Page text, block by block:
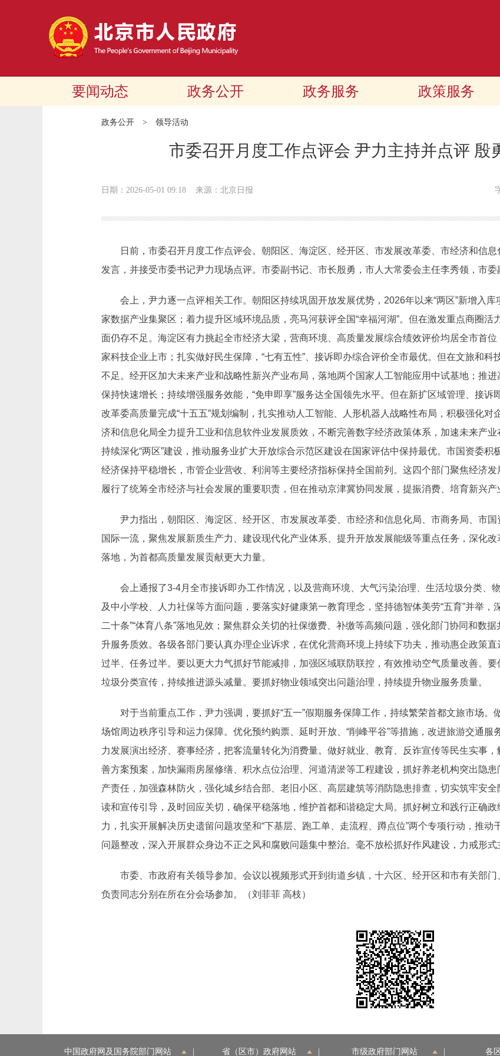
要闻动态 政务公开 政务服务 政策服务
政务公开 > 领导活动
市委召开月度工作点评会 尹力主持并点评 殷
日期：2026-05-01 09:18 来源：北京日报
日前，市委召开月度工作点评会。朝阳区、海淀区、经开区、市发展改革委、市经济和信息
发言，并接受市委书记尹力现场点评。市委副书记、市长殷勇，市人大常委会主任李秀领，市委
会上，尹力逐一点评相关工作。朝阳区持续巩固开放发展优势，2026年以来“两区”新增入库
家数据产业集聚区；着力提升区域环境品质，亮马河获评全国“幸福河湖”。但在激发重点商圈活
面仍存不足。海淀区有力挑起全市经济大梁，营商环境、高质量发展综合绩效评价均居全市首
家科技企业上市；扎实做好民生保障，“七有五性”、接诉即办综合评价全市最优。但在文旅和
不足。经开区加大未来产业和战略性新兴产业布局，落地两个国家人工智能应用中试基地；推
保持快速增长；持续增强服务效能，“免申即享”服务达全国领先水平。但在新扩区域管理、接
改革委高质量完成“十五五”规划编制，扎实推动人工智能、人形机器人战略性布局，积极强化
济和信息化局全力提升工业和信息软件业发展质效，不断完善数字经济政策体系，加速未来产
持续深化“两区”建设，推动服务业扩大开放综合示范区建设在国家评估中保持最优。市国资委
经济保持平稳增长，市管企业营收、利润等主要经济指标保持全国前列。这四个部门聚焦经济
履行了统筹全市经济与社会发展的重要职责，但在推动京津冀协同发展，提振消费、培育新兴产
尹力指出，朝阳区、海淀区、经开区、市发展改革委、市经济和信息化局、市商务局、市国
国际一流，聚焦发展新质生产力、建设现代化产业体系、提升开放发展能级等重点任务，深化
落地，为首都高质量发展贡献更大力量。
会上通报了3-4月全市接诉即办工作情况，以及营商环境、大气污染治理、生活垃圾分类、物
及中小学校、人力社保等方面问题，要落实好健康第一教育理念，坚持德智体美劳“五育”并举
二十条”“体育八条”落地见效；聚焦群众关切的社保缴费、补缴等高频问题，强化部门协同和数
升服务质效。各级各部门要认真办理企业诉求，在优化营商环境上持续下功夫，推动惠企政策
过半、任务过半。要以更大力气抓好节能减排，加强区域联防联控，有效推动空气质量改善。
垃圾分类宣传，持续推进源头减量。要抓好物业领域突出问题治理，持续提升物业服务质量。
对于当前重点工作，尹力强调，要抓好“五一”假期服务保障工作，持续繁荣首都文旅市场。做
场馆周边秩序引导和运力保障。优化预约购票、延时开放、“削峰平谷”等措施，改进旅游交通
力发展演出经济、赛事经济，把客流量转化为消费量。做好就业、教育、反诈宣传等民生实事
善方案预案，加快漏雨房屋修缮、积水点位治理、河道清淤等工程建设，抓好养老机构突出隐
产责任，加强森林防火，强化城乡结合部、老旧小区、高层建筑等消防隐患排查，切实筑牢安
读和宣传引导，及时回应关切，确保平稳落地，维护首都和谐稳定大局。抓好树立和践行正确政
力，扎实开展解决历史遗留问题攻坚和“下基层、跑工单、走流程、蹲点位”两个专项行动，推
问题整改，深入开展群众身边不正之风和腐败问题集中整治。毫不放松抓好作风建设，力戒形式
市委、市政府有关领导参加。会议以视频形式开到街道乡镇，十六区、经开区和市有关部门
负责同志分别在所在分会场参加。（刘菲菲 高枝）
中国政府网及国务院部门网站 省（区市）政府网站 市级政府部门网站 各